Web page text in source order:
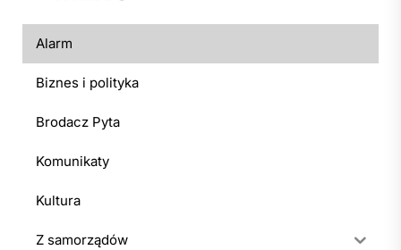
Alarm
Biznes i polityka
Brodacz Pyta
Komunikaty
Kultura
Z samorządów